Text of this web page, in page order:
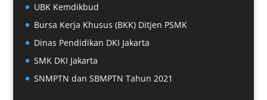
UBK Kemdikbud
Bursa Kerja Khusus (BKK) Ditjen PSMK
Dinas Pendidikan DKI Jakarta
SMK DKI Jakarta
SNMPTN dan SBMPTN Tahun 2021